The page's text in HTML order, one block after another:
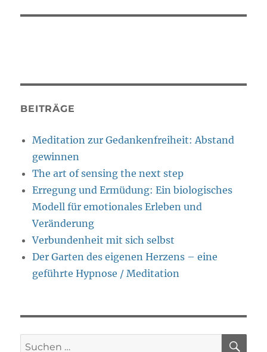
BEITRÄGE
Meditation zur Gedankenfreiheit: Abstand
gewinnen
The art of sensing the next step
Erregung und Ermüdung: Ein biologisches
Modell für emotionales Erleben und
Veränderung
Verbundenheit mit sich selbst
Der Garten des eigenen Herzens – eine
geführte Hypnose / Meditation
Suche